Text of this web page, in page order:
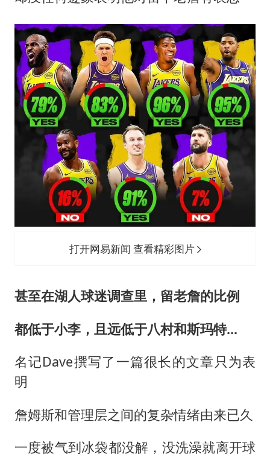
打开网易新闻 查看精彩图片
甚至在湖人球迷调查里，留老詹的比例
都低于小李，且远低于八村和斯玛特...
名记Dave撰写了一篇很长的文章只为表
明
詹姆斯和管理层之间的复杂情绪由来已久
一度被气到冰袋都没解，没洗澡就离开球